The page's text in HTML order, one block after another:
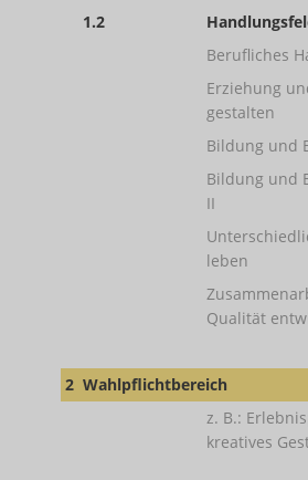
1.2
Berufliches
Erziehung
gestalten
Bildung und
Bildung und
II
leben
Qualität
2 Wahlpflichtbereich
z. B.:
kreatives